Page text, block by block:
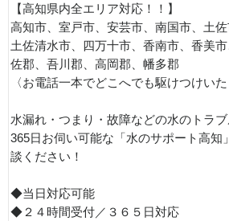
【高知県内全エリア対応！！】
高知市、室戸市、安芸市、南国市、土佐
土佐清水市、四万十市、香南市、香美
佐郡、吾川郡、高岡郡、幡多郡
〈お電話一本でどこへでも駆けつけいた
水漏れ・つまり・故障などの水のトラブ
365日お伺い可能な「水のサポート高知
談ください！
◆当日対応可能
◆２４時間受付／３６５日対応